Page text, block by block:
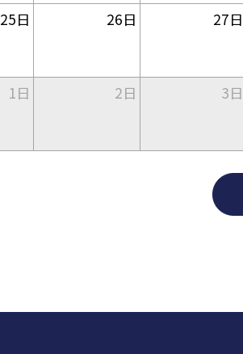
25日 26日 27日
1日 2日 3日